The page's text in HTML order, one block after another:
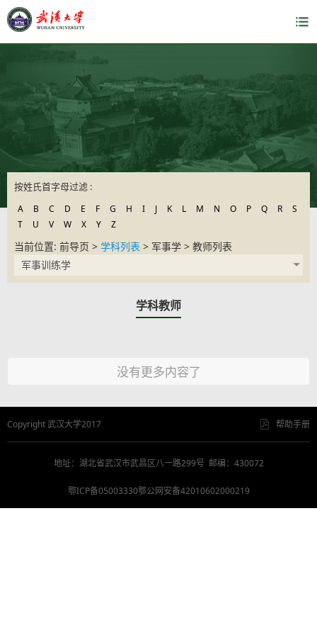
按姓氏首字母过滤 :
A B C D E F G H I J K L M N O P Q R
S
T
U V W X Y Z
当前位置: 前导页 > 学科列表 > 军事学 > 教师列表
军事训练学
学科教师
没有更多内容了
Copyright 武汉大学2017 帮助手册
地址：湖北省武汉市武昌区八一路299号 邮编：430072
鄂ICP备05003330鄂公网安备42010602000219